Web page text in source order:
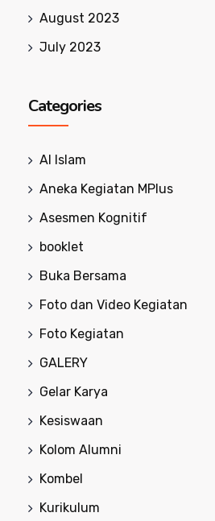
August 2023
July 2023
Categories
Al Islam
Aneka Kegiatan MPlus
Asesmen Kognitif
booklet
Buka Bersama
Foto dan Video Kegiatan
Foto Kegiatan
GALERY
Gelar Karya
Kesiswaan
Kolom Alumni
Kombel
Kurikulum